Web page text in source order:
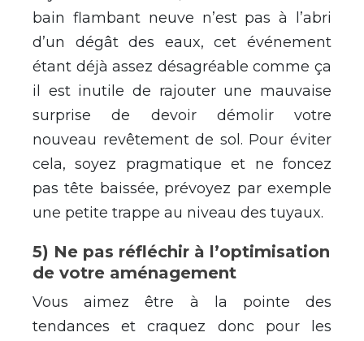
bain flambant neuve n’est pas à l’abri
d’un dégât des eaux, cet événement
étant déjà assez désagréable comme ça
il est inutile de rajouter une mauvaise
surprise de devoir démolir votre
nouveau revêtement de sol. Pour éviter
cela, soyez pragmatique et ne foncez
pas tête baissée, prévoyez par exemple
une petite trappe au niveau des tuyaux.
5) Ne pas réfléchir à l’optimisation
de votre aménagement
Vous aimez être à la pointe des
tendances et craquez donc pour les